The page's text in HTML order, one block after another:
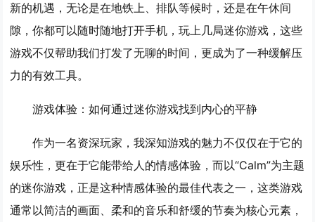
新的机遇，无论是在地铁上、排队等候时，还是在午休间
隙，你都可以随时随地打开手机，玩上几局迷你游戏，这些
游戏不仅帮助我们打发了无聊的时间，更成为了一种缓解压
力的有效工具。
游戏体验：如何通过迷你游戏找到内心的平静
作为一名资深玩家，我深知游戏的魅力不仅仅在于它的
娱乐性，更在于它能带给人的情感体验，而以“Calm”为主题
的迷你游戏，正是这种情感体验的最佳代表之一，这类游戏
通常以简洁的画面、柔和的音乐和舒缓的节奏为核心元素，